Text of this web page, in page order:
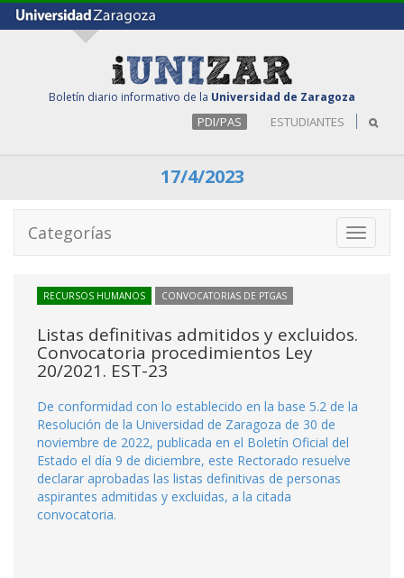
Boletín diario informativo de la Universidad de Zaragoza
PDI/PAS ESTUDIANTES
17/4/2023
Toggle
Categorías
RECURSOS HUMANOS CONVOCATORIAS DE PTGAS
Listas definitivas admitidos y excluidos.
Convocatoria procedimientos Ley
20/2021. EST-23
De conformidad con lo establecido en la base 5.2 de la
Resolución de la Universidad de Zaragoza de 30 de
noviembre de 2022, publicada en el Boletín Oficial del
Estado el día 9 de diciembre, este Rectorado resuelve
declarar aprobadas las listas definitivas de personas
aspirantes admitidas y excluidas, a la citada
convocatoria.